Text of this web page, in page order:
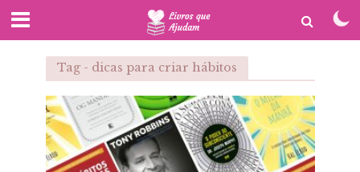
Tag - dicas para criar hábitos